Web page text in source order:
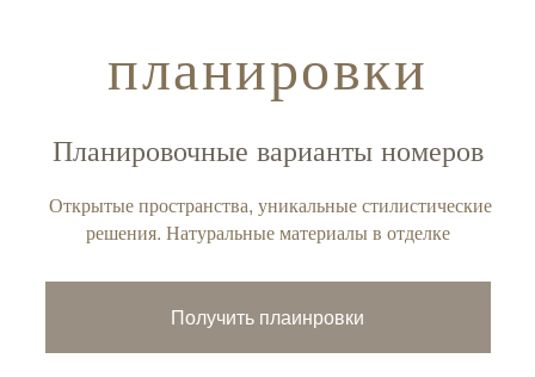
планировки
Планировочные варианты номеров
Открытые пространства, уникальные стилистические
решения. Натуральные материалы в отделке
Получить плаинровки